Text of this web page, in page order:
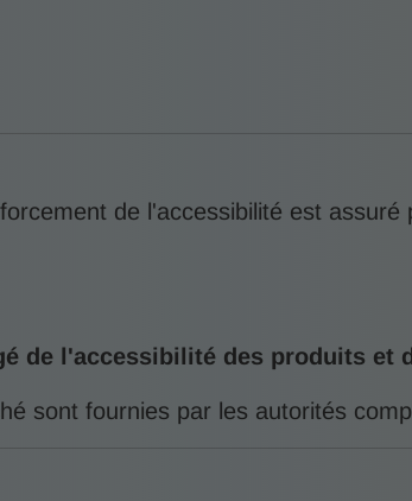
de l'accessibilité est
de l'accessibilité des produits et
sont fournies par les autorités